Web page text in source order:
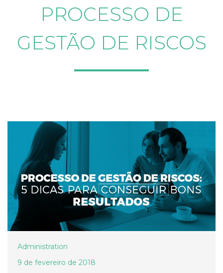
PROCESSO DE
GESTÃO DE RISCOS
Administration
9 de fevereiro de 2018